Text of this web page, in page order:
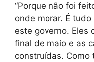
“Porque não foi
onde morar. É
este governo. Eles
final de maio e as
construídas. Como